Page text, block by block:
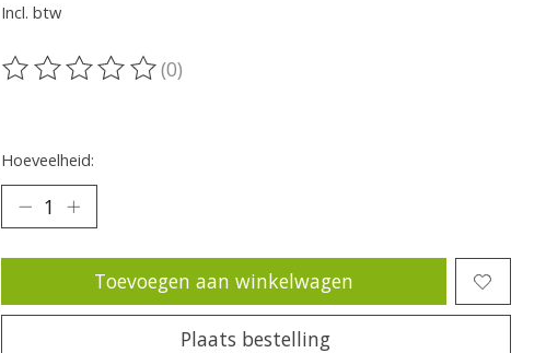
Incl. btw
De beoordeling van dit product is
(0)
Hoeveelheid:
Toevoegen aan winkelwagen
Plaats bestelling